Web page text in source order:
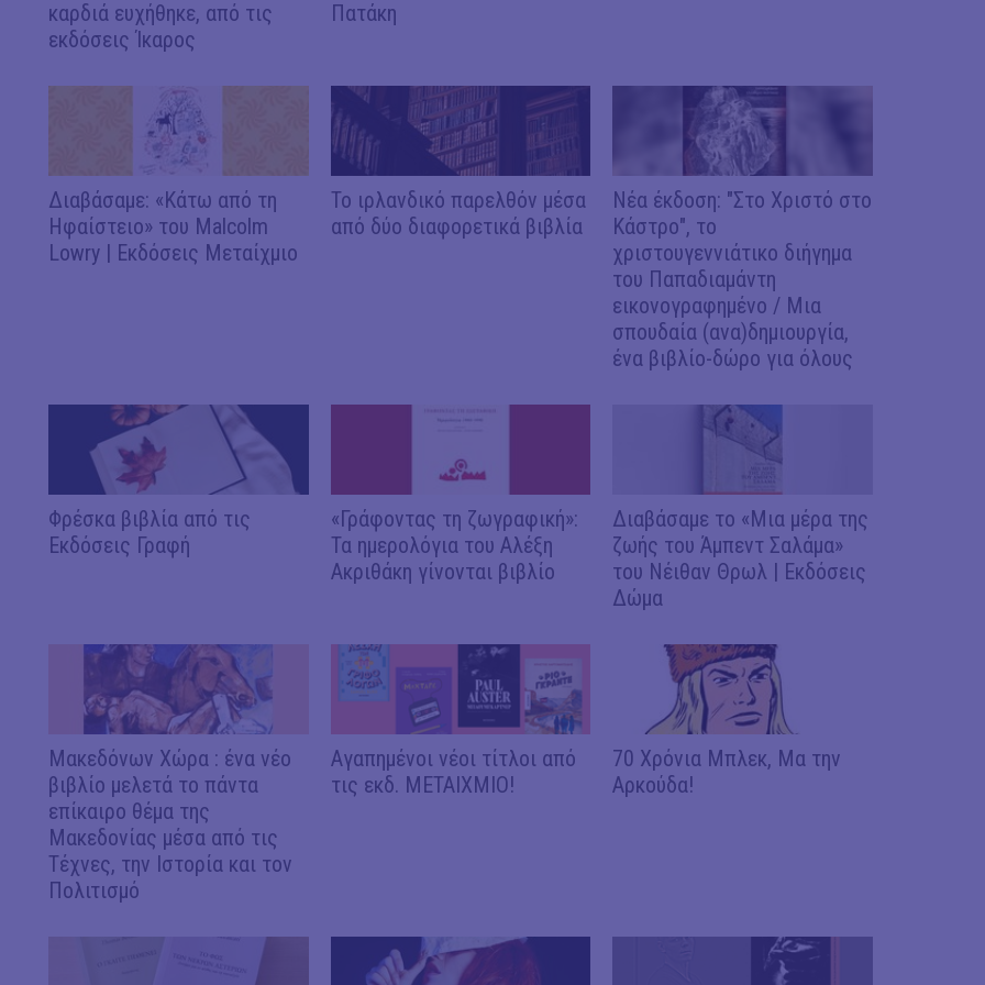
καρδιά ευχήθηκε, από τις
εκδόσεις Ίκαρος
Πατάκη
Διαβάσαμε: «Κάτω από τη
Ηφαίστειο» του Malcolm
Lowry | Εκδόσεις Μεταίχμιο
Το ιρλανδικό παρελθόν μέσα
από δύο διαφορετικά βιβλία
Νέα έκδοση: "Στο Χριστό στο
Κάστρο", το
χριστουγεννιάτικο διήγημα
του Παπαδιαμάντη
εικονογραφημένο / Μια
σπουδαία (ανα)δημιουργία,
ένα βιβλίο-δώρο για όλους
Φρέσκα βιβλία από τις
Εκδόσεις Γραφή
«Γράφοντας τη ζωγραφική»:
Τα ημερολόγια του Αλέξη
Ακριθάκη γίνονται βιβλίο
Διαβάσαμε το «Μια μέρα της
ζωής του Άμπεντ Σαλάμα»
του Νέιθαν Θρωλ | Εκδόσεις
Δώμα
Μακεδόνων Χώρα : ένα νέο
βιβλίο μελετά το πάντα
επίκαιρο θέμα της
Μακεδονίας μέσα από τις
Τέχνες, την Ιστορία και τον
Πολιτισμό
Αγαπημένοι νέοι τίτλοι από
τις εκδ. ΜΕΤΑΙΧΜΙΟ!
70 Χρόνια Μπλεκ, Μα την
Αρκούδα!